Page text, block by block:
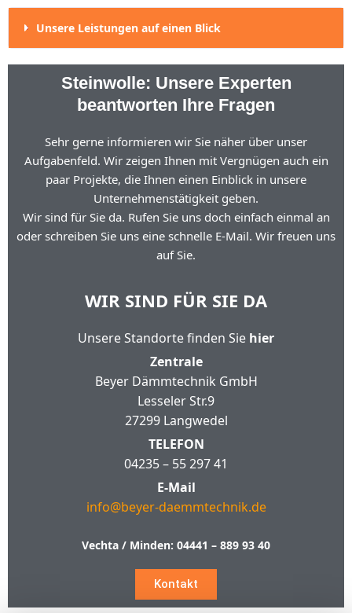
Unsere Leistungen auf einen Blick
Steinwolle: Unsere Experten
beantworten Ihre Fragen
Sehr gerne informieren wir Sie näher über unser
Aufgabenfeld. Wir zeigen Ihnen mit Vergnügen auch ein
paar Projekte, die Ihnen einen Einblick in unsere
Unternehmenstätigkeit geben.
Wir sind für Sie da. Rufen Sie uns doch einfach einmal an
oder schreiben Sie uns eine schnelle E-Mail. Wir freuen uns
auf Sie.
WIR SIND FÜR SIE DA
Unsere Standorte finden Sie hier
Zentrale
Beyer Dämmtechnik GmbH
Lesseler Str.9
27299 Langwedel
TELEFON
04235 – 55 297 41
E-Mail
info@beyer-daemmtechnik.de
Vechta / Minden: 04441 – 889 93 40
Kontakt